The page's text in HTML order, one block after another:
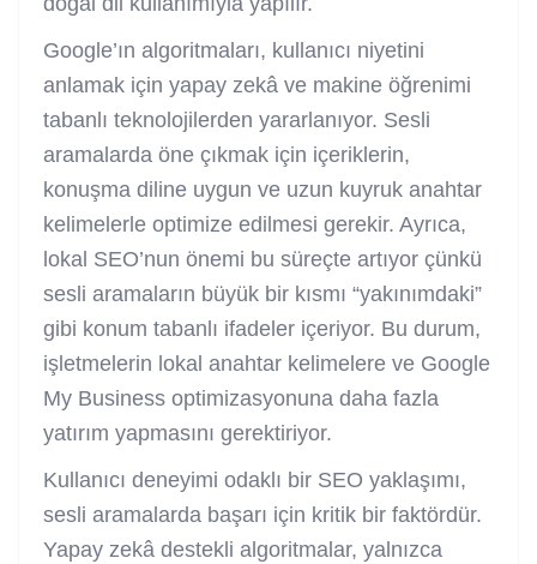
Google’ın algoritmaları, kullanıcı niyetini
anlamak için yapay zekâ ve makine öğrenimi
tabanlı teknolojilerden yararlanıyor. Sesli
aramalarda öne çıkmak için içeriklerin,
konuşma diline uygun ve uzun kuyruk anahtar
kelimelerle optimize edilmesi gerekir. Ayrıca,
lokal SEO’nun önemi bu süreçte artıyor çünkü
sesli aramaların büyük bir kısmı “yakınımdaki”
gibi konum tabanlı ifadeler içeriyor. Bu durum,
işletmelerin lokal anahtar kelimelere ve Google
My Business optimizasyonuna daha fazla
yatırım yapmasını gerektiriyor.
Kullanıcı deneyimi odaklı bir SEO yaklaşımı,
sesli aramalarda başarı için kritik bir faktördür.
Yapay zekâ destekli algoritmalar, yalnızca